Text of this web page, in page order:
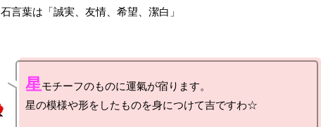
石言葉は「誠実、友情、希望、潔白」
星モチーフのものに運氣が宿ります。
星の模様や形をしたものを身につけて吉ですわ☆